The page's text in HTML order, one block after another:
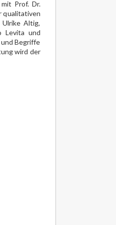
Prof. Dr.
qualitativen
Altig,
Levita und
Begriffe
wird der